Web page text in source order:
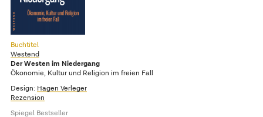
Buchtitel
Westend
Der Westen im Niedergang
Ökonomie, Kultur und Religion im freien Fall
Design: Hagen Verleger
Rezension
Spiegel Bestseller